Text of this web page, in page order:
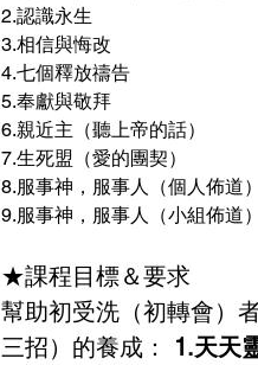
2.認識永生
3.相信與悔改
4.七個釋放禱告
5.奉獻與敬拜
6.親近主（聽上帝的話）
7.生死盟（愛的團契）
8.服事神，服事人（個人佈道）
9.服事神，服事人（小組佈道
★課程目標＆要求
幫助初受洗（初轉會）
三招）的養成：
1.天天